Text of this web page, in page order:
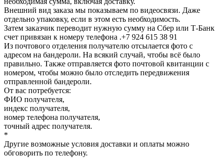
Внешний вид заказа мы показываем по видеосвязи. Даже
отдельно упаковку, если в этом есть необходимость.
Затем заказчик переводит нужную сумму на Сбер или Т-Банк
счет привязан к номеру телефона .+7 924 615 38 91
Из почтового отделения получателю отсылается фото с
адресом на бандероли. На всякий случай, чтобы всё было
правильно. Также отправляется фото почтовой квитанции с
номером, чтобы можно было отследить передвижения
отправленной бандероли.
От вас потребуется:
ФИО получателя,
индекс получателя,
номер телефона получателя,
точный адрес получателя.
*
Другие возможные условия доставки и оплаты можно
обговорить по телефону.